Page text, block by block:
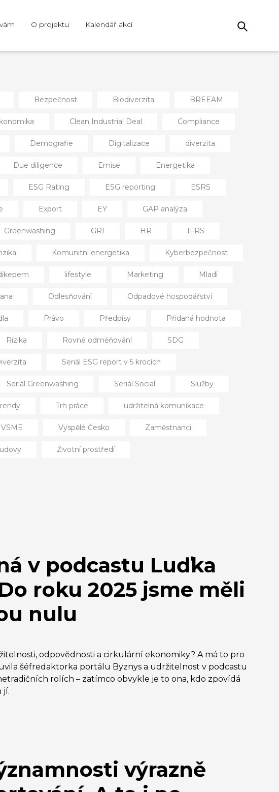
O projektu Kalendář akcí
Bezpečnost Biodiverzita BREEAM
Clean Industrial Deal Compliance
Demografie Digitalizace diverzita
Due diligence Emise Energetika
ESG Rating ESG reporting ESRS
Export EY GAP analýza
Greenwashing GRI HR IFRS
Komunitní energetika Kyberbezpečnost
lifestyle Marketing Mladí
Odlesňování Odpadové hospodářství
Právo Předpisy Přidaná hodnota
Rizika Rovné odměňování SDG
Seriál ESG report v 5 krocích
Seriál Greenwashing Seriál Social Služby
Trh práce udržitelná komunikace
VSME Vyspělé Česko Zaměstnanci
Životní prostředí
v podcastu Luďka
roku 2025 jsme měli
nulu
odpovědnosti a cirkulární ekonomiky? A má to pro
šéfredaktorka portálu Byznys a udržitelnost v podcastu
rolích – zatímco obvykle je to ona, kdo zpovídá
jí.
výrazně